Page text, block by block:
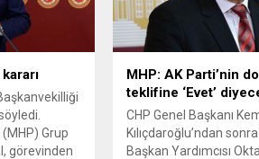
Grup
görevinden
MHP: AK Parti’nin
teklifine ‘Evet’
CHP Genel Başkanı
Kılıçdaroğlu’ndan
Başkan Yardımcısı